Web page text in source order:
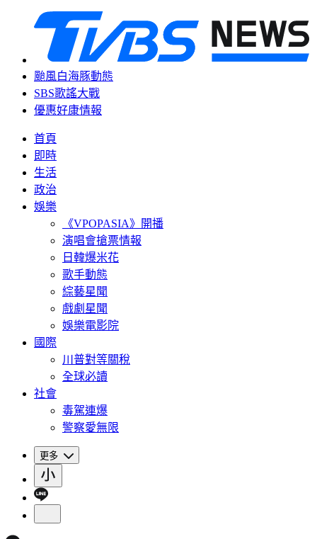
颱風白海豚動態
SBS歌謠大戰
優惠好康情報
首頁
即時
生活
政治
娛樂
《VPOPASIA》開播
演唱會搶票情報
日韓爆米花
歌手動態
綜藝星聞
戲劇星聞
娛樂電影院
國際
川普對等關稅
全球必讀
社會
毒駕連爆
警察愛無限
更多